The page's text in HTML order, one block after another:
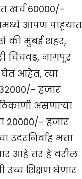
खर्च 60000/-
आपण पाहूयात
की मुंबई शहर,
चिंचवड, नागपूर
घेत आहेत, त्या
32000/- हजार
असणाऱ्या
हा 20000/- हजार
भत्ता
आहे तर हे वरील
उच्च शिक्षण घेणार